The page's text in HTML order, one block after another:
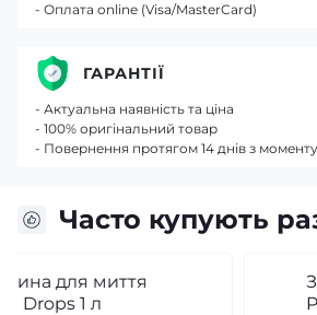
Часто купують
Зубна паста
PLUS 75 мл
- Оплата online (Visa/MasterCard)
ГАРАНТІЇ
- Актуальна наявність та ціна
- 100% оригінальний товар
- Повернення протягом 14 днів з